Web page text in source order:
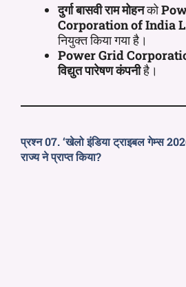
दुर्गा बासवी राम मोहनको
Corporation of India
नियुक्त किया गया है।
Power Grid
विद्युत पारेषण कंपनीहै।
प्रश्न 07. ‘खेलो इंडिया ट्राइबल गेम्स
राज्य ने प्राप्त किया?